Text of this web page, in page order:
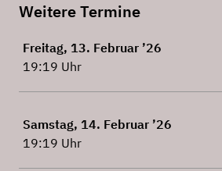
Weitere Termine
Freitag, 13. Februar ’26
19:19 Uhr
Samstag, 14. Februar ’26
19:19 Uhr